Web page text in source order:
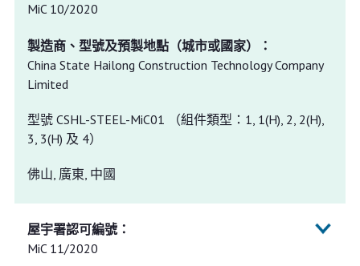
MiC 10/2020
China State Hailong Construction Technology Company
Limited
型號 CSHL-STEEL-MiC01 （組件類型：1, 1(H), 2, 2(H),
3, 3(H) 及 4）
佛山, 廣東, 中國
MiC 11/2020